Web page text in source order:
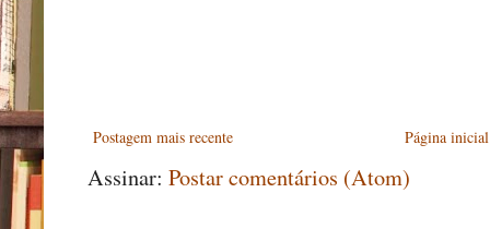
Postagem mais recente Página inicial
Assinar: Postar comentários (Atom)